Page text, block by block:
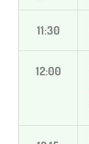
11:30
12:00